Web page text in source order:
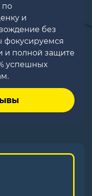
по
и
без
фокусируемся
и полной защите
успешных